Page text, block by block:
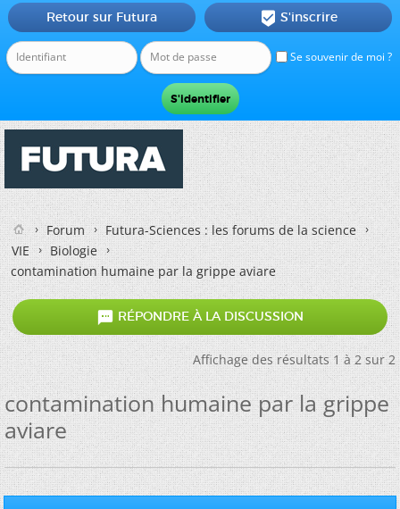
Se souvenir de moi ?
Retour sur Futura  S'inscrire
Forum
Futura-Sciences : les forums de la science
VIE
Biologie
contamination humaine par la grippe aviare
 RÉPONDRE À LA DISCUSSION
Affichage des résultats 1 à 2 sur 2
contamination humaine par la grippe
aviare